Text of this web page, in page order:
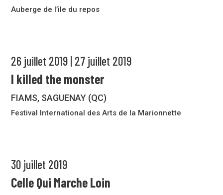
Auberge de l’ile du repos
26 juillet 2019 | 27 juillet 2019
I killed the monster
FIAMS, SAGUENAY (QC)
Festival International des Arts de la Marionnette
30 juillet 2019
Celle Qui Marche Loin